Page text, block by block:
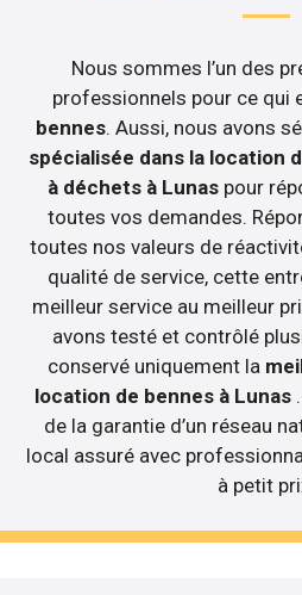
Nous sommes l’un des
professionnels pour ce qui
bennes. Aussi, nous avons
spécialisée dans la location
à déchets à Lunas pour
toutes vos demandes.
toutes nos valeurs de
qualité de service, cette
meilleur service au meilleur
avons testé et contrôlé
conservé uniquement la
location de bennes à Lunas
de la garantie d’un réseau
local assuré avec
à petit